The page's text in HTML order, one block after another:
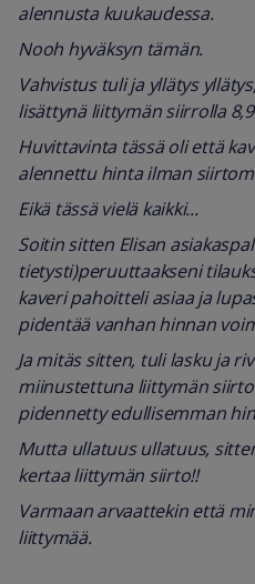
alennusta kuukaudessa.
Nooh hyväksyn tämän.
Vahvistus tuli ja yllätys
lisättynä liittymän siirrolla
Huvittavinta tässä oli että
alennettu hinta ilman
Eikä tässä vielä kaikki...
Soitin sitten Elisan
tietysti)peruuttaakseni
kaveri pahoitteli asiaa ja
pidentää vanhan hinnan
Ja mitäs sitten, tuli lasku ja
miinustettuna liittymän
pidennetty edullisemman
Mutta ullatuus ullatuus,
kertaa liittymän siirto!!
Varmaan arvaattekin että
liittymää.